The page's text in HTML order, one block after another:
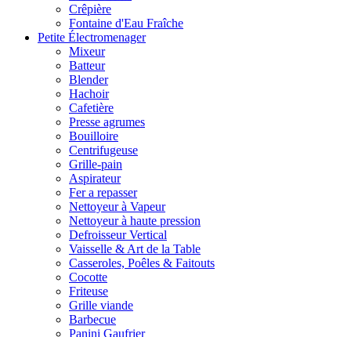
Crêpière
Fontaine d'Eau Fraîche
Petite Électromenager
Mixeur
Batteur
Blender
Hachoir
Cafetière
Presse agrumes
Bouilloire
Centrifugeuse
Grille-pain
Aspirateur
Fer a repasser
Nettoyeur à Vapeur
Nettoyeur à haute pression
Defroisseur Vertical
Vaisselle & Art de la Table
Casseroles, Poêles & Faitouts
Cocotte
Friteuse
Grille viande
Barbecue
Panini Gaufrier